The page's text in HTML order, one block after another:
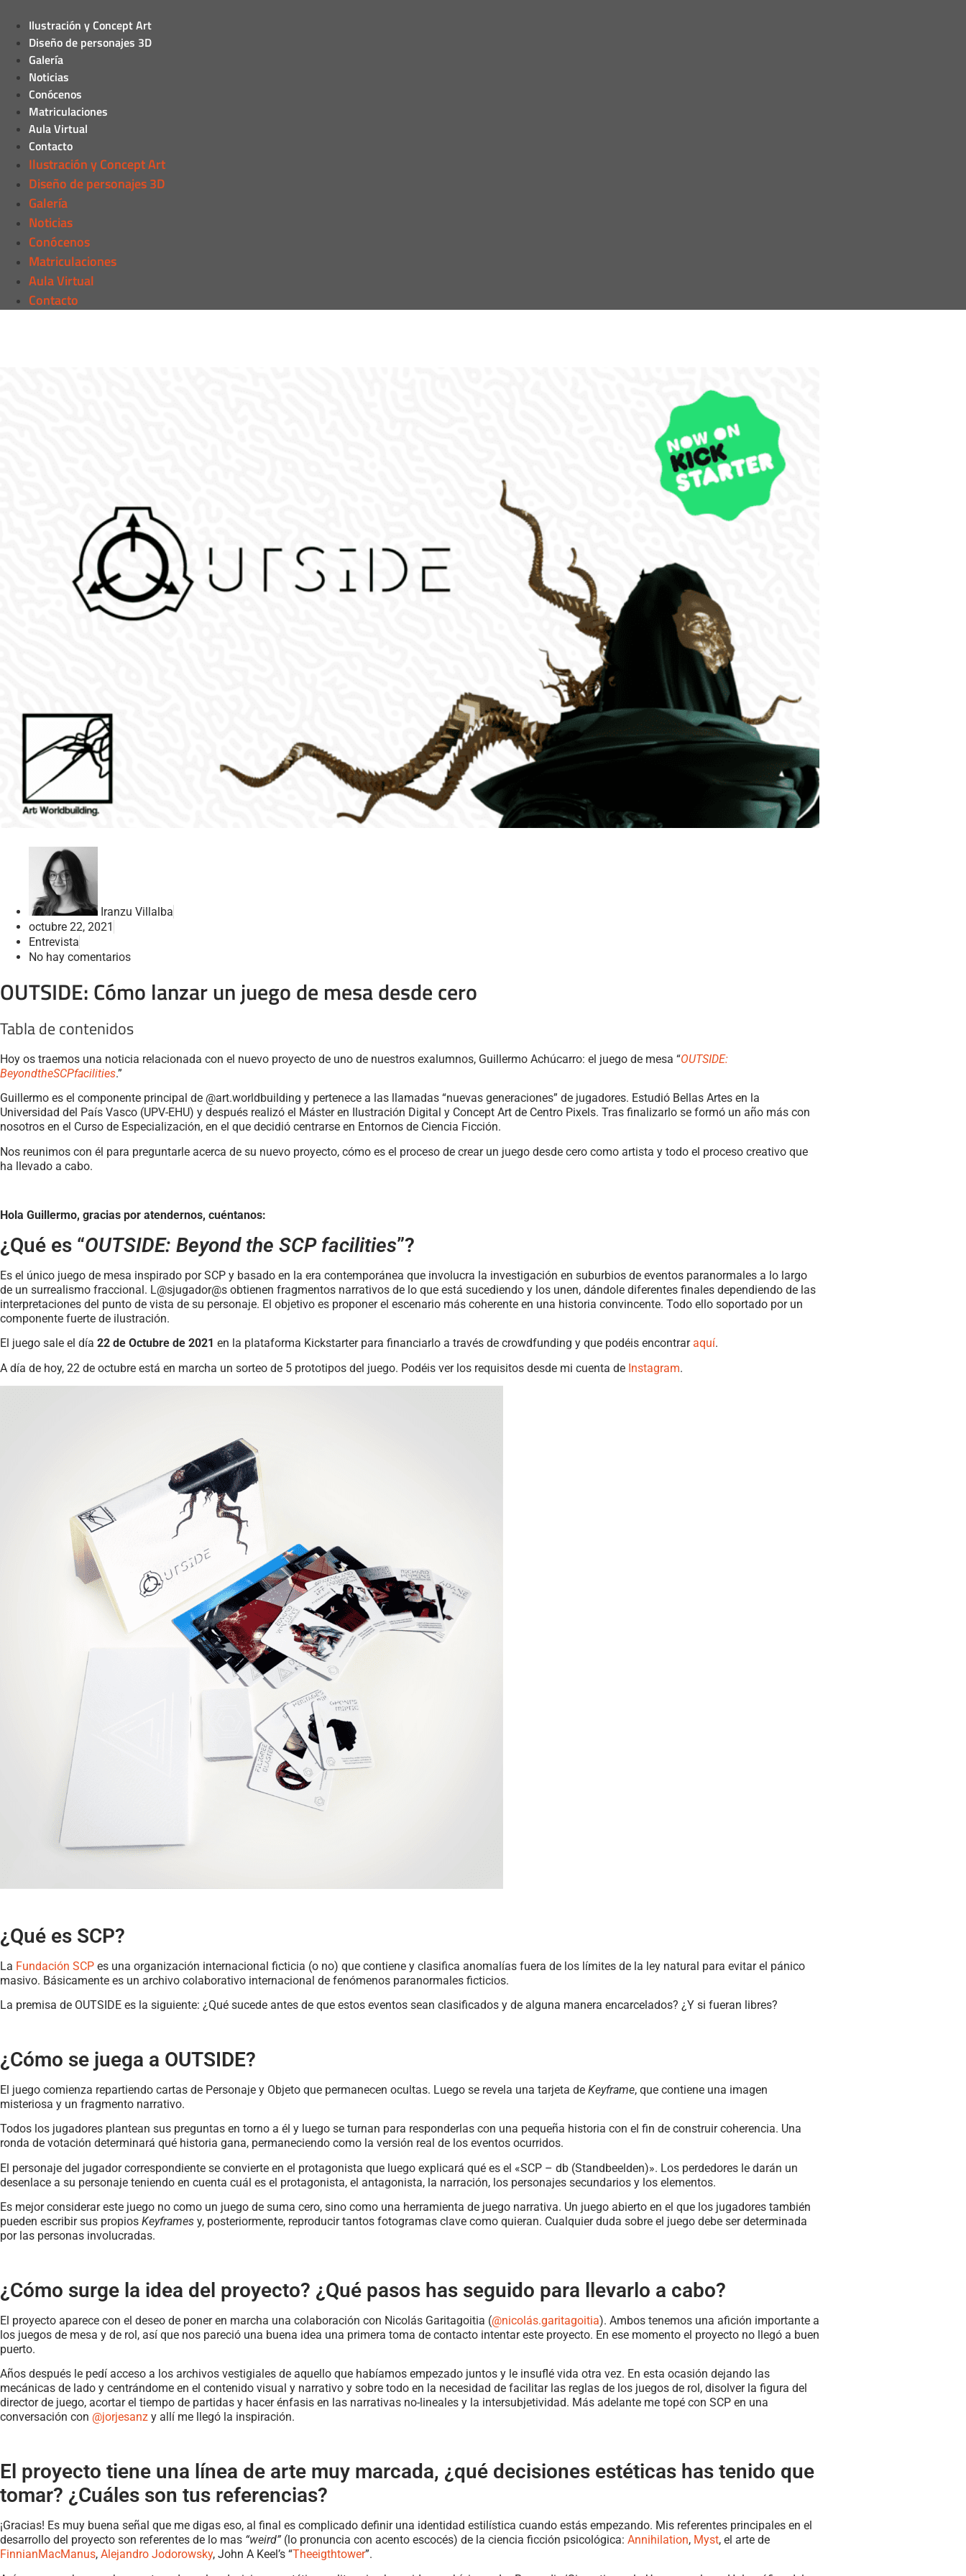
Ilustración y Concept Art
Diseño de personajes 3D
Galería
Noticias
Conócenos
Matriculaciones
Aula Virtual
Contacto
Ilustración y Concept Art
Diseño de personajes 3D
Galería
Noticias
Conócenos
Matriculaciones
Aula Virtual
Contacto
Iranzu Villalba
octubre 22, 2021
Entrevista
No hay comentarios
OUTSIDE: Cómo lanzar un juego de mesa desde cero
Tabla de contenidos
Hoy os traemos una noticia relacionada con el nuevo proyecto de uno de nuestros exalumnos, Guillermo Achúcarro: el juego de mesa “OUTSIDE:
BeyondtheSCPfacilities.”
Guillermo es el componente principal de @art.worldbuilding y pertenece a las llamadas “nuevas generaciones” de jugadores. Estudió Bellas Artes en la
Universidad del País Vasco (UPV-EHU) y después realizó el Máster en Ilustración Digital y Concept Art de Centro Pixels. Tras finalizarlo se formó un año más con
nosotros en el Curso de Especialización, en el que decidió centrarse en Entornos de Ciencia Ficción.
Nos reunimos con él para preguntarle acerca de su nuevo proyecto, cómo es el proceso de crear un juego desde cero como artista y todo el proceso creativo que
ha llevado a cabo.
Hola Guillermo, gracias por atendernos, cuéntanos:
¿Qué es “OUTSIDE: Beyond the SCP facilities”?
Es el único juego de mesa inspirado por SCP y basado en la era contemporánea que involucra la investigación en suburbios de eventos paranormales a lo largo
de un surrealismo fraccional. L@sjugador@s obtienen fragmentos narrativos de lo que está sucediendo y los unen, dándole diferentes finales dependiendo de las
interpretaciones del punto de vista de su personaje. El objetivo es proponer el escenario más coherente en una historia convincente. Todo ello soportado por un
componente fuerte de ilustración.
El juego sale el día 22 de Octubre de 2021 en la plataforma Kickstarter para financiarlo a través de crowdfunding y que podéis encontraraquí.
A día de hoy, 22 de octubre está en marcha un sorteo de 5 prototipos del juego. Podéis ver los requisitos desde mi cuenta de Instagram.
¿Qué es SCP?
La Fundación SCP es una organización internacional ficticia (o no) que contiene y clasifica anomalías fuera de los límites de la ley natural para evitar el pánico
masivo. Básicamente es un archivo colaborativo internacional de fenómenos paranormales ficticios.
La premisa de OUTSIDE es la siguiente: ¿Qué sucede antes de que estos eventos sean clasificados y de alguna manera encarcelados? ¿Y si fueran libres?
¿Cómo se juega a OUTSIDE?
El juego comienza repartiendo cartas de Personaje y Objeto que permanecen ocultas. Luego se revela una tarjeta de Keyframe, que contiene una imagen
misteriosa y un fragmento narrativo.
Todos los jugadores plantean sus preguntas en torno a él y luego se turnan para responderlas con una pequeña historia con el fin de construir coherencia. Una
ronda de votación determinará qué historia gana, permaneciendo como la versión real de los eventos ocurridos.
El personaje del jugador correspondiente se convierte en el protagonista que luego explicará qué es el «SCP – db (Standbeelden)». Los perdedores le darán un
desenlace a su personaje teniendo en cuenta cuál es el protagonista, el antagonista, la narración, los personajes secundarios y los elementos.
Es mejor considerar este juego no como un juego de suma cero, sino como una herramienta de juego narrativa. Un juego abierto en el que los jugadores también
pueden escribir sus propios Keyframes y, posteriormente, reproducir tantos fotogramas clave como quieran. Cualquier duda sobre el juego debe ser determinada
por las personas involucradas.
¿Cómo surge la idea del proyecto? ¿Qué pasos has seguido para llevarlo a cabo?
El proyecto aparece con el deseo de poner en marcha una colaboración con Nicolás Garitagoitia (@nicolás.garitagoitia). Ambos tenemos una afición importante a
los juegos de mesa y de rol, así que nos pareció una buena idea una primera toma de contacto intentar este proyecto. En ese momento el proyecto no llegó a buen
puerto.
Años después le pedí acceso a los archivos vestigiales de aquello que habíamos empezado juntos y le insuflé vida otra vez. En esta ocasión dejando las
mecánicas de lado y centrándome en el contenido visual y narrativo y sobre todo en la necesidad de facilitar las reglas de los juegos de rol, disolver la figura del
director de juego, acortar el tiempo de partidas y hacer énfasis en las narrativas no-lineales y la intersubjetividad. Más adelante me topé con SCP en una
conversación con @jorjesanz y allí me llegó la inspiración.
El proyecto tiene una línea de arte muy marcada, ¿qué decisiones estéticas has tenido que
tomar? ¿Cuáles son tus referencias?
¡Gracias! Es muy buena señal que me digas eso, al final es complicado definir una identidad estilística cuando estás empezando. Mis referentes principales en el
desarrollo del proyecto son referentes de lo mas “weird”(lo pronuncia con acento escocés) de la ciencia ficción psicológica: Annihilation, Myst, el arte de
FinnianMacManus, Alejandro Jodorowsky, John A Keel’s “Theeigthtower”.